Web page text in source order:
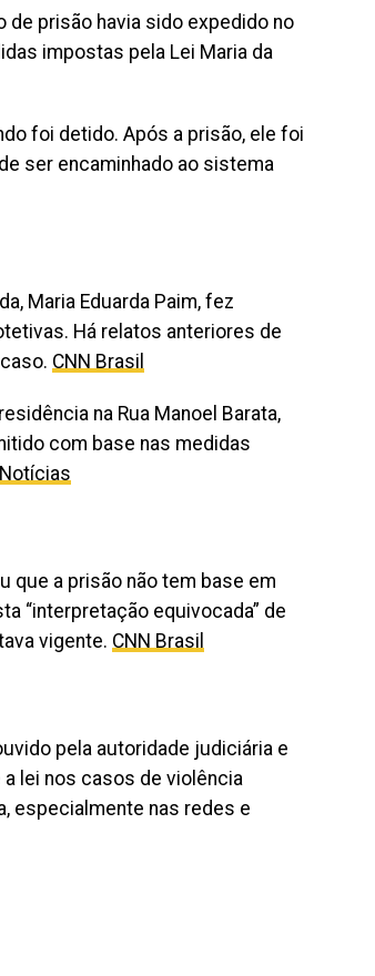
prisão havia sido expedido no
impostas pela Lei Maria da
foi detido. Após a prisão, ele foi
ser encaminhado ao sistema
Maria Eduarda Paim, fez
Há relatos anteriores de
CNN Brasil
na Rua Manoel Barata,
com base nas medidas
que a prisão não tem base em
“interpretação equivocada” de
vigente. CNN Brasil
pela autoridade judiciária e
lei nos casos de violência
especialmente nas redes e